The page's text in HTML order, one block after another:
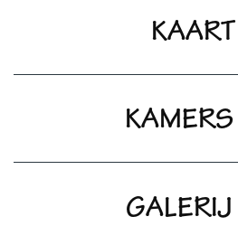
KAART
KAMERS
GALERIJ